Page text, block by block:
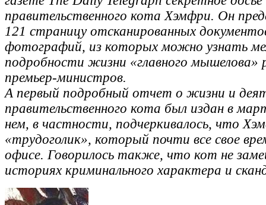
правительственного кота Хэмфри. Он
121 страницу отсканированных
фотографий, из которых можно узнать
подробности жизни «главного мышелова»
премьер-министров.
А первый подробный отчет о жизни и
правительственного кота был издан в
нем, в частности, подчеркивалось, что
«трудоголик», который почти все свое
офисе. Говорилось также, что кот не
историях криминального характера и